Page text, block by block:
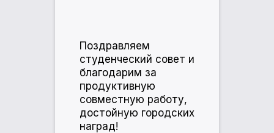
Поздравляем
студенческий совет и
благодарим за
продуктивную
совместную работу,
достойную городских
наград!